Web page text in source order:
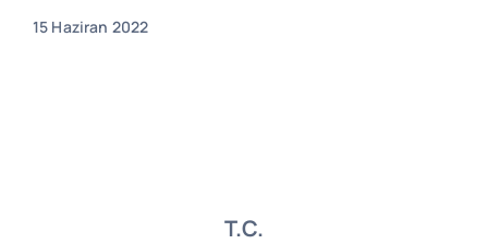
15 Haziran 2022
T.C.